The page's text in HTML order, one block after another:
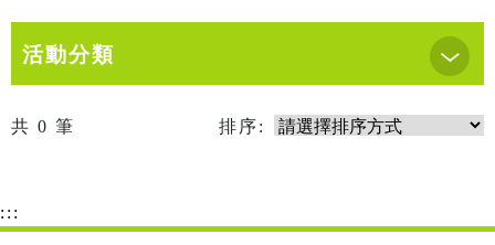
活動分類
共 0 筆 排序:
:::